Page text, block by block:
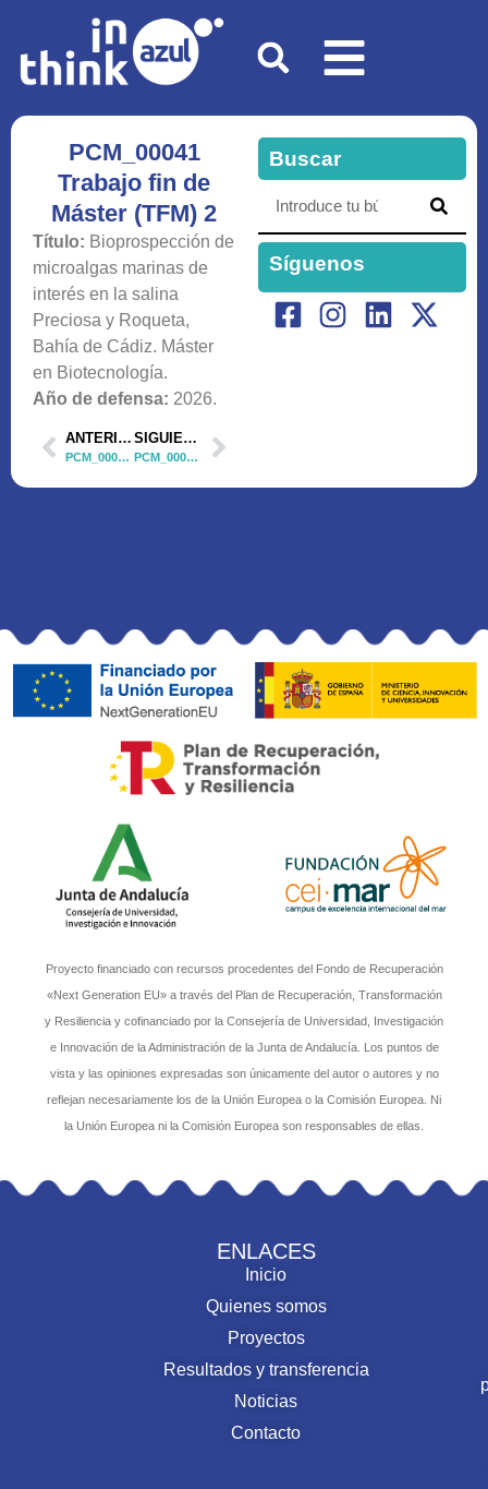
PCM_00041
Trabajo fin de
Máster (TFM) 2
Título: Bioprospección de
microalgas marinas de
interés en la salina
Preciosa y Roqueta,
Bahía de Cádiz. Máster
en Biotecnología.
Año de defensa: 2026.
ANTERIOR
PCM_00041 Trabajo fin de Máster (TFM) 1
SIGUIENTE
PCM_00041 Trabajo fin de Máster (TFM) 3
Buscar
Síguenos
Proyecto financiado con recursos procedentes del Fondo de Recuperación
«Next Generation EU» a través del Plan de Recuperación, Transformación
y Resiliencia y cofinanciado por la Consejería de Universidad, Investigación
e Innovación de la Administración de la Junta de Andalucía. Los puntos de
vista y las opiniones expresadas son únicamente del autor o autores y no
reflejan necesariamente los de la Unión Europea o la Comisión Europea. Ni
la Unión Europea ni la Comisión Europea son responsables de ellas.
ENLACES
Inicio
Quienes somos
Proyectos
Resultados y transferencia
Noticias
Contacto